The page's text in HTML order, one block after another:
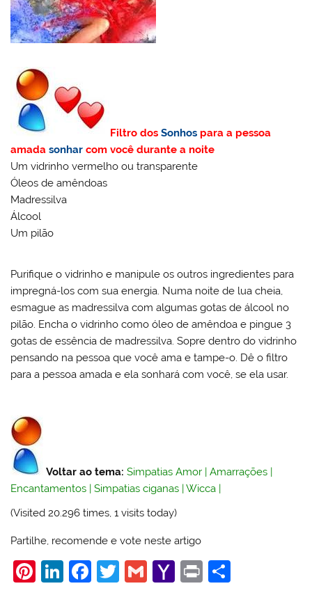
Filtro dosSonhos para a pessoa
amadasonhar com você durante a noite
Um vidrinho vermelho ou transparente
Óleos de amêndoas
Madressilva
Álcool
Um pilão
Purifique o vidrinho e manipule os outros ingredientes para
impregná-los com sua energia. Numa noite de lua cheia,
esmague as madressilva com algumas gotas de álcool no
pilão. Encha o vidrinho como óleo de amêndoa e pingue 3
gotas de essência de madressilva. Sopre dentro do vidrinho
pensando na pessoa que você ama e tampe-o. Dê o filtro
para a pessoa amada e ela sonhará com você, se ela usar.
Voltar ao tema: Simpatias Amor |Amarrações |
Encantamentos |Simpatias ciganas |Wicca |
(Visited 20.296 times, 1 visits today)
Partilhe, recomende e vote neste artigo
Pi Li F
T
G
Y
Pr